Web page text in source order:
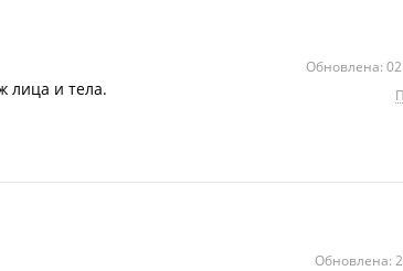
Обновлена:
лица и тела.
Обновлена: